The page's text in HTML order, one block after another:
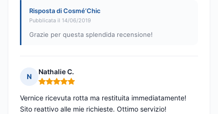
Risposta di Cosmé’Chic
Pubblicata il 14/06/2019
Grazie per questa splendida recensione!
N
Nathalie C.
Nota: 5 su 5
Vernice ricevuta rotta ma restituita immediatamente!
Sito reattivo alle mie richieste. Ottimo servizio!